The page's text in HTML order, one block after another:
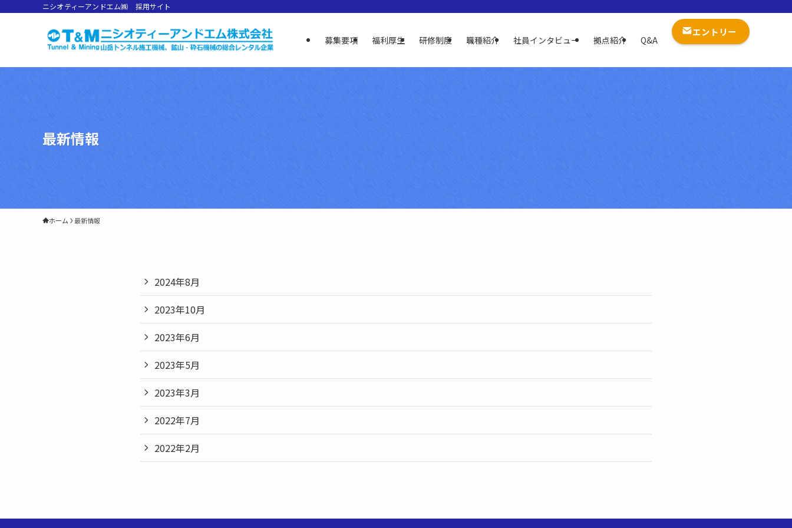
ニシオティーアンドエム㈱ 採用サイト
募集要項 福利厚生 研修制度 職種紹介 社員インタビュー 拠点紹介 Q&A
エントリー
最新情報
ホーム 最新情報
2024年8月
2023年10月
2023年6月
2023年5月
2023年3月
2022年7月
2022年2月